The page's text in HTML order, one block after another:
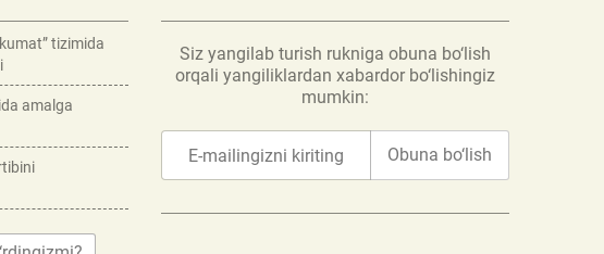
tizimida
amalga
Siz yangilab turish rukniga obuna bo‘lish
orqali yangiliklardan xabardor bo‘lishingiz
mumkin:
Obuna bo‘lish